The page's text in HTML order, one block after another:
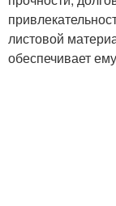
листовой
обеспечивает